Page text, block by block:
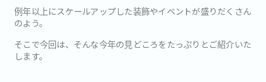
例年以上にスケールアップした装飾やイベントが盛りだくさん
のよう。
そこで今回は、そんな今年の見どころをたっぷりとご紹介いた
します。